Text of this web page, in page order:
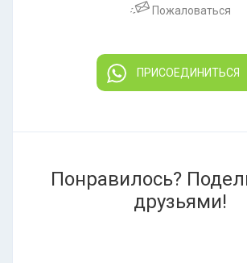
Пожаловаться
ПРИСОЕДИНИТЬСЯ
Понравилось?
друзьями!